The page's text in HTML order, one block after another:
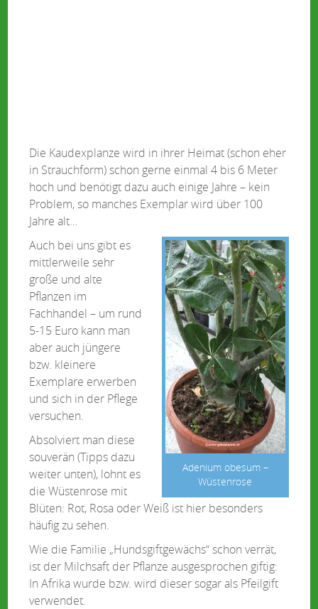
Die Kaudexplanze wird in ihrer Heimat (schon eher
in Strauchform) schon gerne einmal 4 bis 6 Meter
hoch und benötigt dazu auch einige Jahre – kein
Problem, so manches Exemplar wird über 100
Jahre alt…
Adenium obesum –
Wüstenrose
Auch bei uns gibt es
mittlerweile sehr
große und alte
Pflanzen im
Fachhandel – um rund
5-15 Euro kann man
aber auch jüngere
bzw. kleinere
Exemplare erwerben
und sich in der Pflege
versuchen.
Absolviert man diese
souverän (Tipps dazu
weiter unten), lohnt es
die Wüstenrose mit
Blüten: Rot, Rosa oder Weiß ist hier besonders
häufig zu sehen.
Wie die Familie „Hundsgiftgewächs“ schon verrät,
ist der Milchsaft der Pflanze ausgesprochen giftig:
In Afrika wurde bzw. wird dieser sogar als Pfeilgift
verwendet.